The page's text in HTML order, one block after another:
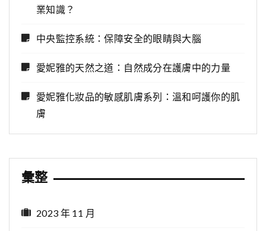
業知識？
中央監控系統：保障安全的眼睛與大腦
愛妮雅的天然之道：自然成分在護膚中的力量
愛妮雅化妝品的敏感肌膚系列：溫和呵護你的肌
膚
彙整
2023 年 11 月